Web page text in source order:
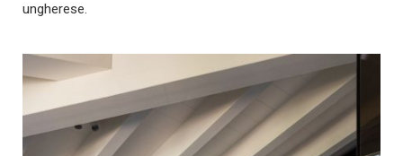
ungherese.